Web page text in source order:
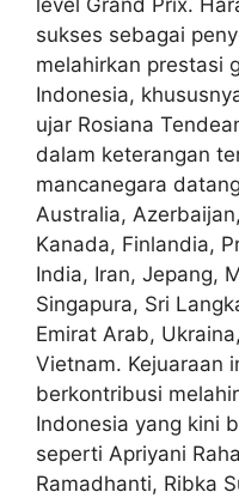
level Grand Prix.
sukses sebagai
melahirkan prestasi
Indonesia,
ujar Rosiana
dalam keterangan
mancanegara
Australia,
Kanada, Finlandia,
India, Iran, Jepang,
Singapura, Sri
Emirat Arab,
Vietnam. Kejuaraan
berkontribusi
Indonesia yang kini
seperti Apriyani
Ramadhanti, Ribka